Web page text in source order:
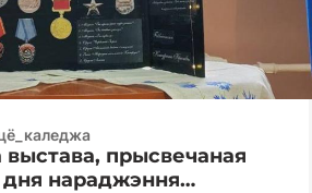
выстава, прысвечаная
дня нараджэння